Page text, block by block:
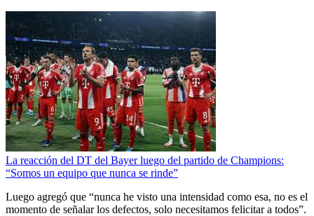
La reacción del DT del Bayer luego del partido de Champions:
“Somos un equipo que nunca se rinde”
Luego agregó que “nunca he visto una intensidad como esa, no es el
momento de señalar los defectos, solo necesitamos felicitar a todos”.